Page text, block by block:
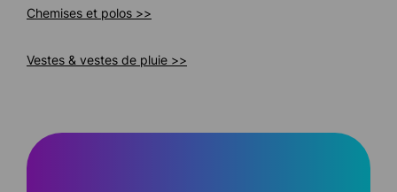
Chemises et polos >>
Vestes & vestes de pluie >>